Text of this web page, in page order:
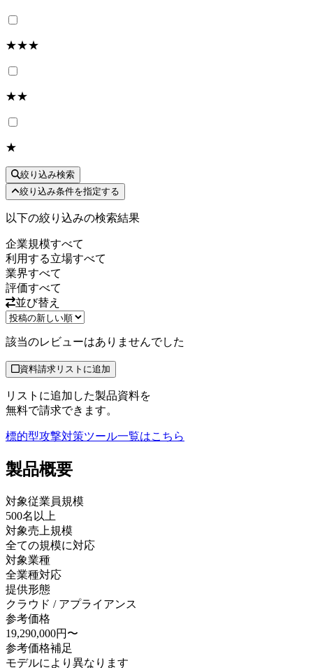
★★★
★★
★
絞り込み検索
絞り込み条件を指定する
以下の絞り込みの検索結果
企業規模すべて
利用する立場すべて
業界すべて
評価すべて
並び替え
該当のレビューはありませんでした
資料請求リストに追加
リストに追加した製品資料を
無料で請求できます。
標的型攻撃対策ツール一覧はこちら
製品概要
対象従業員規模
500名以上
対象売上規模
全ての規模に対応
対象業種
全業種対応
提供形態
クラウド / アプライアンス
参考価格
19,290,000円〜
参考価格補足
モデルにより異なります